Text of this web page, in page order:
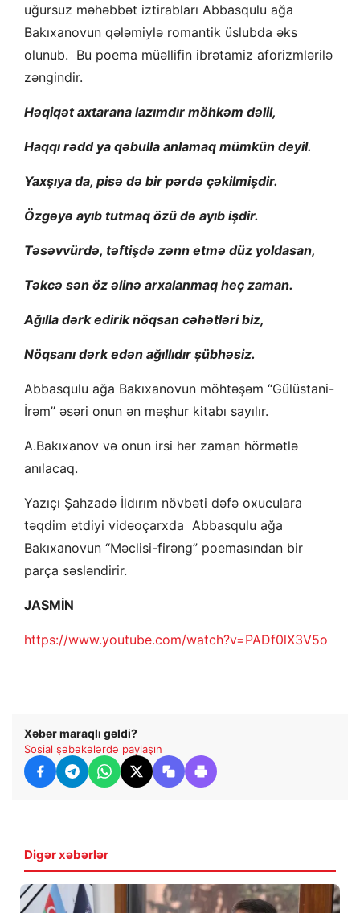
uğursuz məhəbbət iztirabları Abbasqulu ağa
Bakıxanovun qələmiylə romantik üslubda əks
olunub. Bu poema müəllifin ibrətamiz aforizmlərilə
zəngindir.
Həqiqət axtarana lazımdır möhkəm dəlil,
Haqqı rədd ya qəbulla anlamaq mümkün deyil.
Yaxşıya da, pisə də bir pərdə çəkilmişdir.
Özgəyə ayıb tutmaq özü də ayıb işdir.
Təsəvvürdə, təftişdə zənn etmə düz yoldasan,
Təkcə sən öz əlinə arxalanmaq heç zaman.
Ağılla dərk edirik nöqsan cəhətləri biz,
Nöqsanı dərk edən ağıllıdır şübhəsiz.
Abbasqulu ağa Bakıxanovun möhtəşəm “Gülüstani-
İrəm” əsəri onun ən məşhur kitabı sayılır.
A.Bakıxanov və onun irsi hər zaman hörmətlə
anılacaq.
Yazıçı Şahzadə İldırım növbəti dəfə oxuculara
təqdim etdiyi videoçarxda Abbasqulu ağa
Bakıxanovun “Məclisi-firəng” poemasından bir
parça səsləndirir.
JASMİN
https://www.youtube.com/watch?v=PADf0lX3V5o
Xəbər maraqlı gəldi?
Sosial şəbəkələrdə paylaşın
Digər xəbərlər